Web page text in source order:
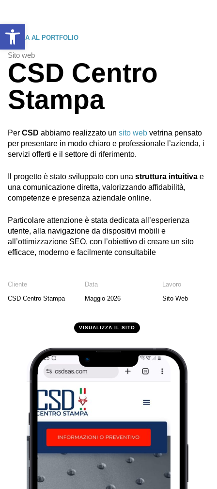
Apri la barra degli strumenti
TORNA AL PORTFOLIO
Sito web
CSD Centro
Stampa
Per CSD abbiamo realizzato un sito web vetrina pensato
per presentare in modo chiaro e professionale l’azienda, i
servizi offerti e il settore di riferimento.
Il progetto è stato sviluppato con una struttura intuitiva e
una comunicazione diretta, valorizzando affidabilità,
competenze e presenza aziendale online.
Particolare attenzione è stata dedicata all’esperienza
utente, alla navigazione da dispositivi mobili e
all’ottimizzazione SEO, con l’obiettivo di creare un sito
efficace, moderno e facilmente consultabile
Cliente
CSD Centro Stampa
Data
Maggio 2026
Lavoro
Sito Web
VISUALIZZA IL SITO